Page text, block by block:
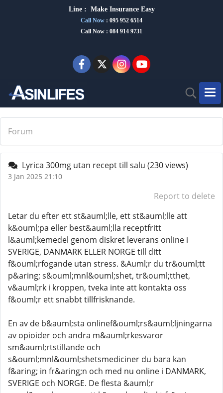
Line : Make Insurance Easy
Call Now : 095 952 6514
Call Now : 084 914 9731
Forum
Lyrica 300mg utan recept till salu (230 views)
3 Jan 2025 21:10
Report to delete
Letar du efter ett st&auml;lle, ett st&auml;lle att
k&ouml;pa eller best&auml;lla receptfritt
l&auml;kemedel genom diskret leverans online i
SVERIGE, DANMARK ELLER NORGE till ditt
f&ouml;rfogande utan stress. &Auml;r du tr&ouml;tt
p&aring; s&ouml;mnl&ouml;shet, tr&ouml;tthet,
v&auml;rk i kroppen, tveka inte att kontakta oss
f&ouml;r ett snabbt tillfrisknande.
En av de b&auml;sta onlinef&ouml;rs&auml;ljningarna
av opioider och andra m&auml;rkesvaror
sm&auml;rtstillande och
s&ouml;mnl&ouml;shetsmediciner du bara kan
f&aring; in fr&aring;n och med nu online i DANMARK,
SVERIGE och NORGE. De flesta &auml;r